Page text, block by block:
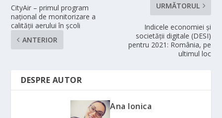
CityAir – primul program
național de monitorizare a
calității aerului în școli
ANTERIOR
URMĂTORUL
Indicele economiei și
societății digitale (DESI)
pentru 2021: România, pe
ultimul loc
DESPRE AUTOR
Ana Ionica